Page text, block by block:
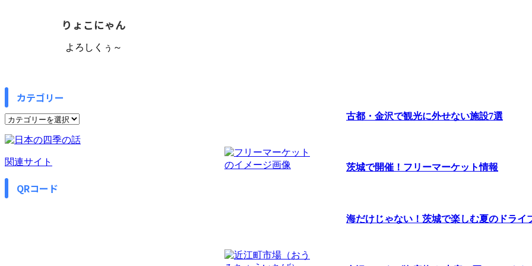
古都・金沢で観光に外せない施設7選
茨城で開催！フリーマーケット情報
海だけじゃない！茨城で楽しむ夏のドライ
りょこにゃん
よろしくぅ～
カテゴリー
カ
ゴ
リ
ー
関連サイト
QRコード